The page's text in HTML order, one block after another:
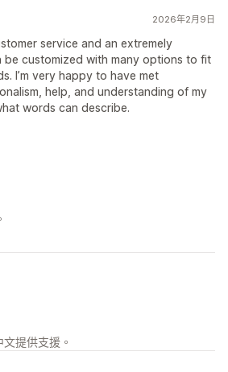
2026年2月9日
service and an extremely
be customized with many options to fit
I’m very happy to have met
help, and understanding of my
words can describe.
提供支援。